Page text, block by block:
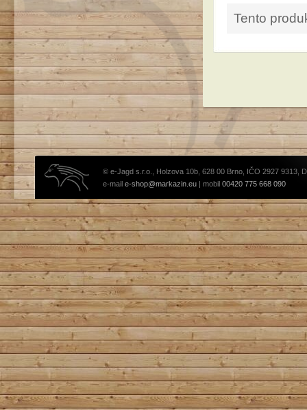
Tento
© e-Jagd s.r.o., Holzova 10b, 628 00 Brno, IČO 2927 9313,
e-mail e-shop@markazin.eu | mobil 00420 775 668 090